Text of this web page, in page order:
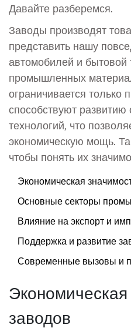
Давайте разберемся.
Заводы производят
представить нашу
автомобилей и бытовой
промышленных
ограничивается только
способствуют
технологий, что
экономическую мощь.
чтобы понять их
Экономическая
Основные секторы
Влияние на экспорт и
Поддержка и развитие
Современные вызовы и
заводов